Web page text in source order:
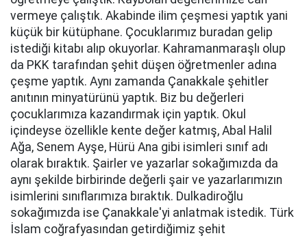
vermeye çalıştık. Akabinde ilim çeşmesi yaptık yani
küçük bir kütüphane. Çocuklarımız buradan gelip
istediği kitabı alıp okuyorlar. Kahramanmaraşlı olup
da PKK tarafından şehit düşen öğretmenler adına
çeşme yaptık. Aynı zamanda Çanakkale şehitler
anıtının minyatürünü yaptık. Biz bu değerleri
çocuklarımıza kazandırmak için yaptık. Okul
içindeyse özellikle kente değer katmış, Abal Halil
Ağa, Senem Ayşe, Hürü Ana gibi isimleri sınıf adı
olarak bıraktık. Şairler ve yazarlar sokağımızda da
aynı şekilde birbirinde değerli şair ve yazarlarımızın
isimlerini sınıflarımıza bıraktık. Dulkadiroğlu
sokağımızda ise Çanakkale'yi anlatmak istedik. Türk
İslam coğrafyasından getirdiğimiz şehit